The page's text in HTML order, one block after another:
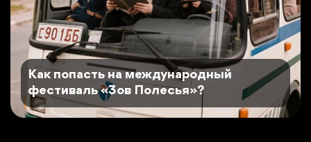
Как попасть на международный
фестиваль «Зов Полесья»?